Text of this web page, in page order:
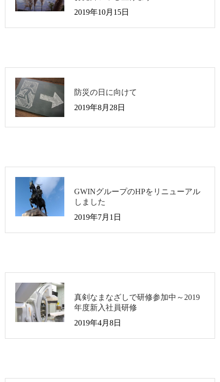
2019年10月15日
防災の日に向けて
2019年8月28日
GWINグループのHPをリニューアル
しました
2019年7月1日
真剣なまなざしで研修参加中～2019
年度新入社員研修
2019年4月8日